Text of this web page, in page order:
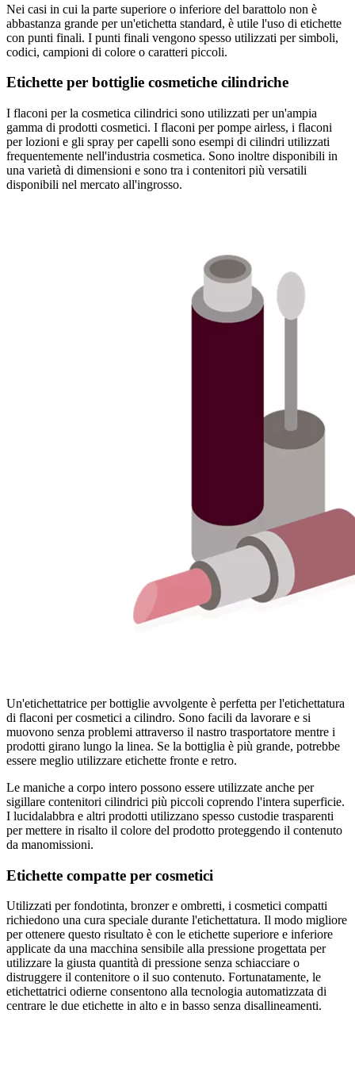
Nei casi in cui la parte superiore o inferiore del barattolo non è
abbastanza grande per un'etichetta standard, è utile l'uso di etichette
con punti finali. I punti finali vengono spesso utilizzati per simboli,
codici, campioni di colore o caratteri piccoli.
Etichette per bottiglie cosmetiche cilindriche
I flaconi per la cosmetica cilindrici sono utilizzati per un'ampia
gamma di prodotti cosmetici. I flaconi per pompe airless, i flaconi
per lozioni e gli spray per capelli sono esempi di cilindri utilizzati
frequentemente nell'industria cosmetica. Sono inoltre disponibili in
una varietà di dimensioni e sono tra i contenitori più versatili
disponibili nel mercato all'ingrosso.
Un'etichettatrice per bottiglie avvolgente è perfetta per l'etichettatura
di flaconi per cosmetici a cilindro. Sono facili da lavorare e si
muovono senza problemi attraverso il nastro trasportatore mentre i
prodotti girano lungo la linea. Se la bottiglia è più grande, potrebbe
essere meglio utilizzare etichette fronte e retro.
Le maniche a corpo intero possono essere utilizzate anche per
sigillare contenitori cilindrici più piccoli coprendo l'intera superficie.
I lucidalabbra e altri prodotti utilizzano spesso custodie trasparenti
per mettere in risalto il colore del prodotto proteggendo il contenuto
da manomissioni.
Etichette compatte per cosmetici
Utilizzati per fondotinta, bronzer e ombretti, i cosmetici compatti
richiedono una cura speciale durante l'etichettatura. Il modo migliore
per ottenere questo risultato è con le etichette superiore e inferiore
applicate da una macchina sensibile alla pressione progettata per
utilizzare la giusta quantità di pressione senza schiacciare o
distruggere il contenitore o il suo contenuto. Fortunatamente, le
etichettatrici odierne consentono alla tecnologia automatizzata di
centrare le due etichette in alto e in basso senza disallineamenti.